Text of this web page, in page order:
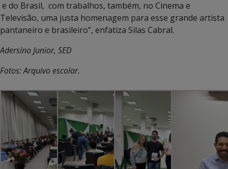
e do Brasil, com trabalhos, também, no Cinema e
Televisão, uma justa homenagem para esse grande artista
pantaneiro e brasileiro”, enfatiza Silas Cabral.
Adersino Junior, SED
Fotos: Arquivo escolar.